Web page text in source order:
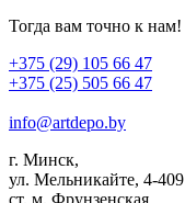
Тогда вам точно к нам!
+375 (29) 105 66 47
+375 (25) 505 66 47
info@artdepo.by
г. Минск,
ул. Мельникайте, 4-409
ст. м. Фрунзенская